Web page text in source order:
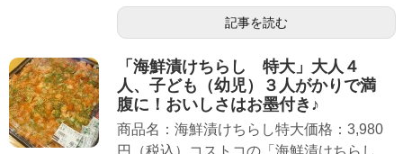
記事を読む
「海鮮漬けちらし 特大」大人４
人、子ども（幼児）３人がかりで満
腹に！おいしさはお墨付き♪
商品名：海鮮漬けちらし特大価格：3,980